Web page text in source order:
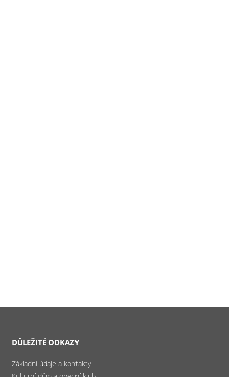
DŮLEŽITÉ ODKAZY
Základní údaje a kontakty